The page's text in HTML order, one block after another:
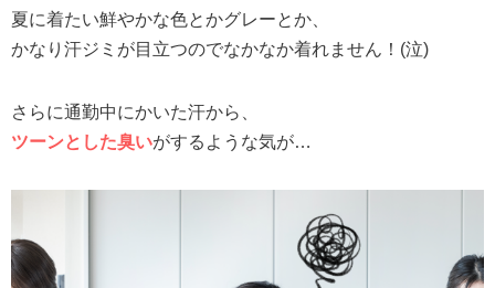
夏に着たい鮮やかな色とかグレーとか、
かなり汗ジミが目立つのでなかなか着れません！(泣)
さらに通勤中にかいた汗から、
ツーンとした臭いがするような気が…